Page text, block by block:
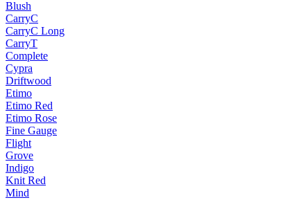
Blush
CarryC
CarryC Long
CarryT
Complete
Cypra
Driftwood
Etimo
Etimo Red
Etimo Rose
Fine Gauge
Flight
Grove
Indigo
Knit Red
Mind